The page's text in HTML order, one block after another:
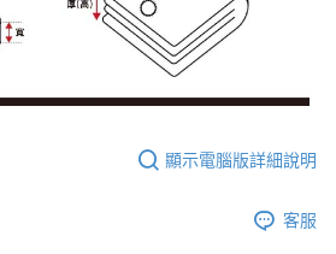
顯示電腦版詳細說明
客服